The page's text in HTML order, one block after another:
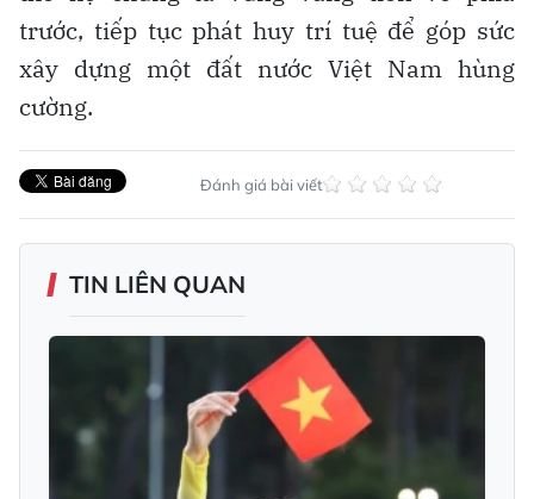
trước, tiếp tục phát huy trí tuệ để góp sức
xây dựng một đất nước Việt Nam hùng
cường.
Đánh giá bài viết
TIN LIÊN QUAN